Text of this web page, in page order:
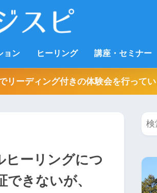
ョン ヒーリング 講座・セミナー
ーディング付きの体験会を行ってい
ヒーリングにつ
きないが、